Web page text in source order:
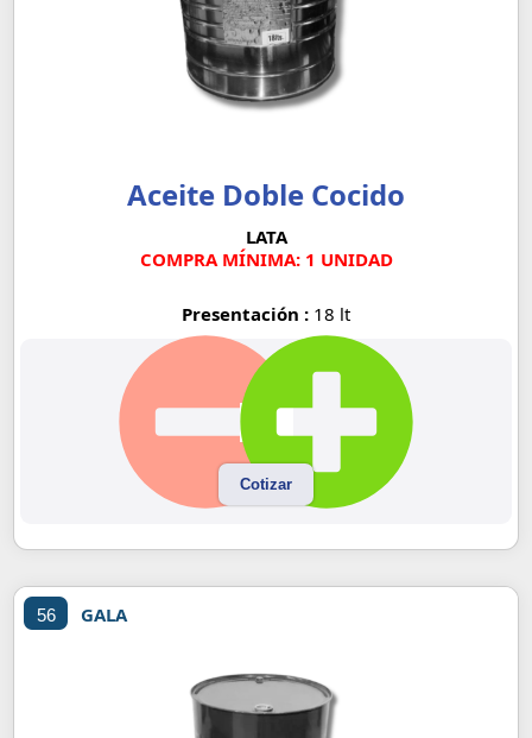
Aceite Doble Cocido
LATA
COMPRA MÍNIMA: 1 UNIDAD
Presentación : 18 lt
Cotizar
56 GALA